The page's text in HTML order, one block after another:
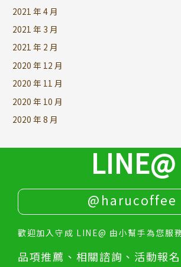
2021 年 4 月
2021 年 3 月
2021 年 2 月
2020 年 12 月
2020 年 11 月
2020 年 10 月
2020 年 8 月
LINE@
@harucoffee
歡迎加入守成 LINE@ 由小幫手為您服
品項推薦、相關諮詢、活動報